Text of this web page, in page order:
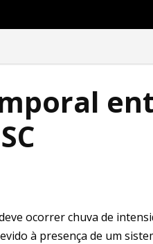
ocorrer chuva de
à presença de um